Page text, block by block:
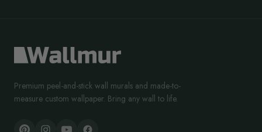
Premium peel-and-stick wall murals and made-to-
measure custom wallpaper. Bring any wall to life.